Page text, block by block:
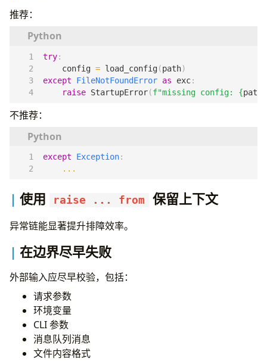
推荐：
try:
config = load_config(path)
except
FileNotFoundError as exc:
raise StartupError(f"missing config: {path
不推荐：
except Exception:
...
使用 raise ... from 保留上下文
异常链能显著提升排障效率。
在边界尽早失败
外部输入应尽早校验，包括：
请求参数
环境变量
CLI 参数
消息队列消息
文件内容格式